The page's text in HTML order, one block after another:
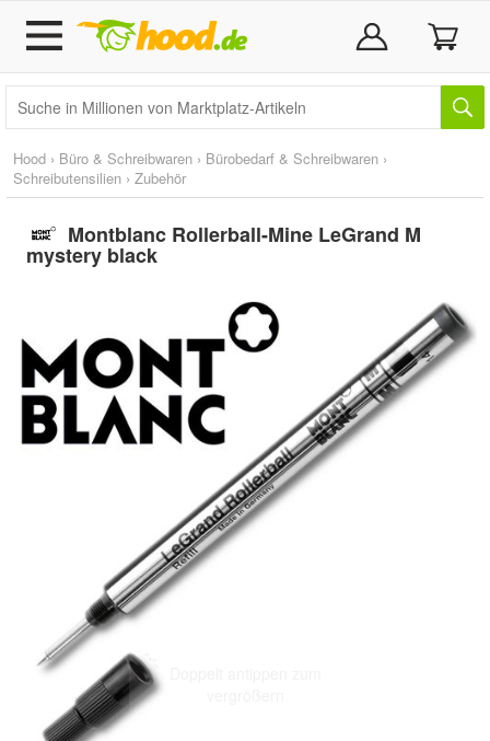
Hood › Büro & Schreibwaren › Bürobedarf & Schreibwaren ›
Schreibutensilien › Zubehör
Montblanc Rollerball-Mine LeGrand M
mystery black